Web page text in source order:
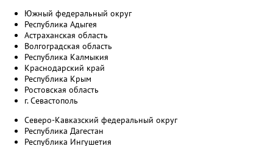
Южный федеральный округ
Республика Адыгея
Астраханская область
Волгоградская область
Республика Калмыкия
Краснодарский край
Республика Крым
Ростовская область
г. Севастополь
Северо-Кавказский федеральный округ
Республика Дагестан
Республика Ингушетия